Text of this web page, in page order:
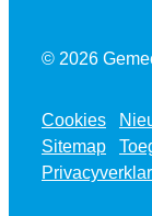
© 2026
Cookies
Sitemap